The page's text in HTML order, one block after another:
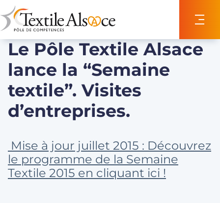
Le Pôle Textile Alsace
lance la “Semaine
textile”. Visites
d’entreprises.
Mise à jour juillet 2015 : Découvrez
le programme de la Semaine
Textile 2015 en cliquant ici !
Panneau de gestion des cookies